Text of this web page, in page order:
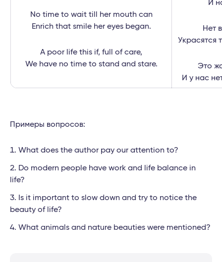
No time to wait till her mouth can
Enrich that smile her eyes began.
A poor life this if, full of care,
We have no time to stand and stare.
И
Нет
Украсятся
Это
И у нас
Примеры вопросов:
What does the author pay our attention to?
Do modern people have work and life balance in
life?
Is it important to slow down and try to notice the
beauty of life?
What animals and nature beauties were mentioned?